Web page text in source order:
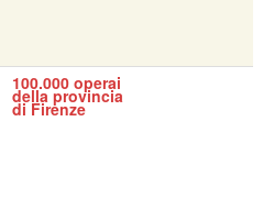
100.000 operai
della provincia
di Firenze